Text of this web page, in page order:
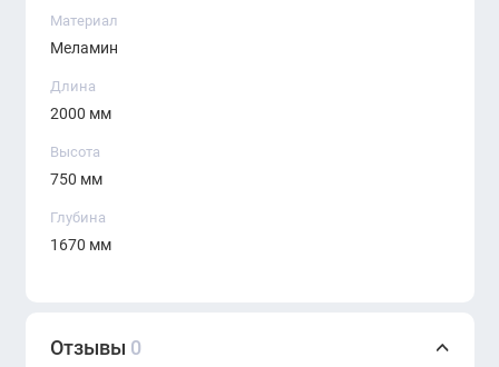
безупречный вкус владельца.
Материал
Меламин
Длина
2000 мм
Высота
750 мм
Глубина
1670 мм
Отзывы 0